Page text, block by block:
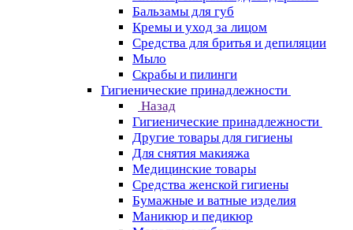
Бальзамы для губ
Кремы и уход за лицом
Средства для бритья и депиляции
Мыло
Скрабы и пилинги
Гигиенические принадлежности
Назад
Гигиенические принадлежности
Другие товары для гигиены
Для снятия макияжа
Медицинские товары
Средства женской гигиены
Бумажные и ватные изделия
Маникюр и педикюр